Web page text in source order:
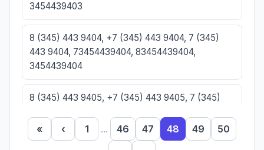
3454439403
8 (345) 443 9404, +7 (345) 443 9404, 7 (345)
443 9404, 73454439404, 83454439404,
3454439404
8 (345) 443 9405, +7 (345) 443 9405, 7 (345)
3454439405
« ‹ 1 ... 46 47 48 49
50